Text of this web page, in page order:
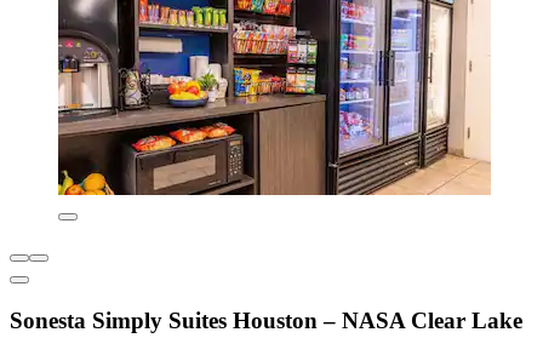
Sonesta Simply Suites Houston – NASA Clear Lake